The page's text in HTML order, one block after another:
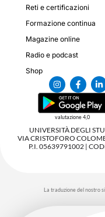
Reti e certificazioni
Formazione continua
Magazine online
Radio e podcast
Shop
valutazione 4,0
UNIVERSITÀ DEGLI
VIA CRISTOFORO
P.I. 05639791002 |
La traduzione del nostro